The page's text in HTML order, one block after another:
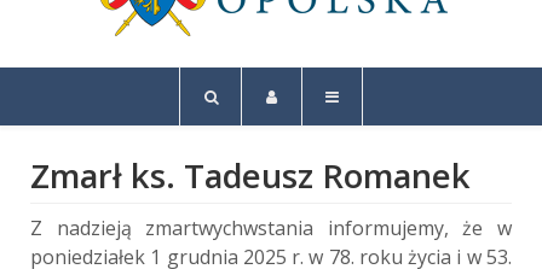
Zmarł ks. Tadeusz Romanek
Z nadzieją zmartwychwstania informujemy, że w
poniedziałek 1 grudnia 2025 r. w 78. roku życia i w 53.